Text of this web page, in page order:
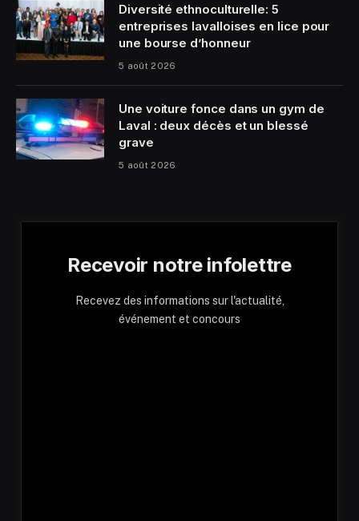
Diversité ethnoculturelle: 5
entreprises lavalloises en lice pour
une bourse d’honneur
5 août 2026
Une voiture fonce dans un gym de
Laval : deux décès et un blessé
grave
5 août 2026
Recevoir notre infolettre
Recevez des informations sur l'actualité,
événement et concours